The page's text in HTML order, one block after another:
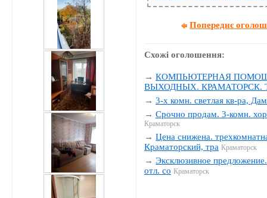
Попереднє
Схожі оголошення:
→КОМПЬЮТЕРНАЯ
ВЫХОДНЫХ. КРАМАТОРСК.
→3-х комн. светлая кв-ра,
→Срочно продам. 3-комн.
Краматорск
→Цена снижена.
Краматорский, тра Краматорск
→Эксклюзивное
отл. со Краматорск